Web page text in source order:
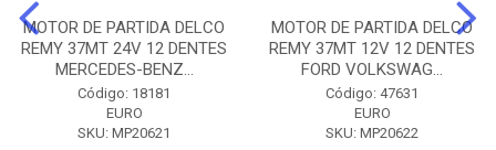
MOTOR DE PARTIDA DELCO
REMY 37MT 24V 12 DENTES
MERCEDES-BENZ...
Código: 18181
EURO
SKU: MP20621
MOTOR DE PARTIDA DELCO
REMY 37MT 12V 12 DENTES
FORD VOLKSWAG...
Código: 47631
EURO
SKU: MP20622